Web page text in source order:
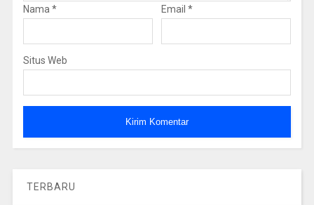
Nama * Email *
Situs Web
TERBARU